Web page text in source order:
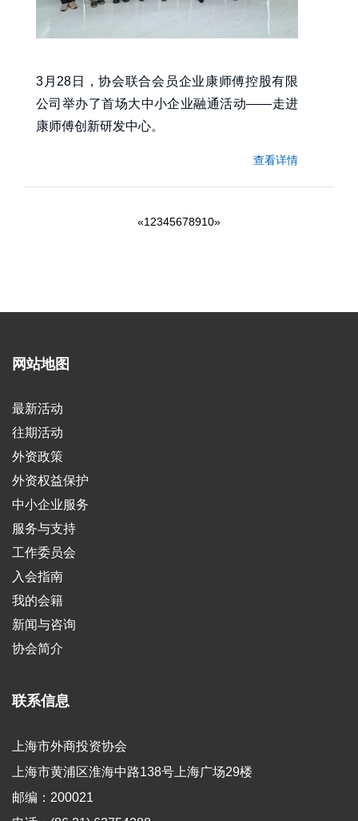
3月28日，协会联合会员企业康师傅控股有限
公司举办了首场大中小企业融通活动——走进
康师傅创新研发中心。
查看详情
«1 2345678910»
网站地图
最新活动
往期活动
外资政策
外资权益保护
中小企业服务
服务与支持
工作委员会
入会指南
我的会籍
新闻与咨询
协会简介
联系信息
上海市外商投资协会
上海市黄浦区淮海中路138号上海广场29楼
邮编：200021